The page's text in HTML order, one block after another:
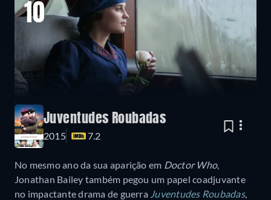
10
Juventudes Roubadas
2015 7.2
No mesmo ano da sua aparição em Doctor Who,
Jonathan Bailey também pegou um papel coadjuvante
no impactante drama de guerra Juventudes Roubadas,